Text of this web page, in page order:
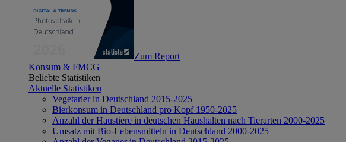
Zum Report
Konsum & FMCG
Beliebte Statistiken
Aktuelle Statistiken
Vegetarier in Deutschland 2015-2025
Bierkonsum in Deutschland pro Kopf 1950-2025
Anzahl der Haustiere in deutschen Haushalten nach Tierarten 2000-2025
Umsatz mit Bio-Lebensmitteln in Deutschland 2000-2025